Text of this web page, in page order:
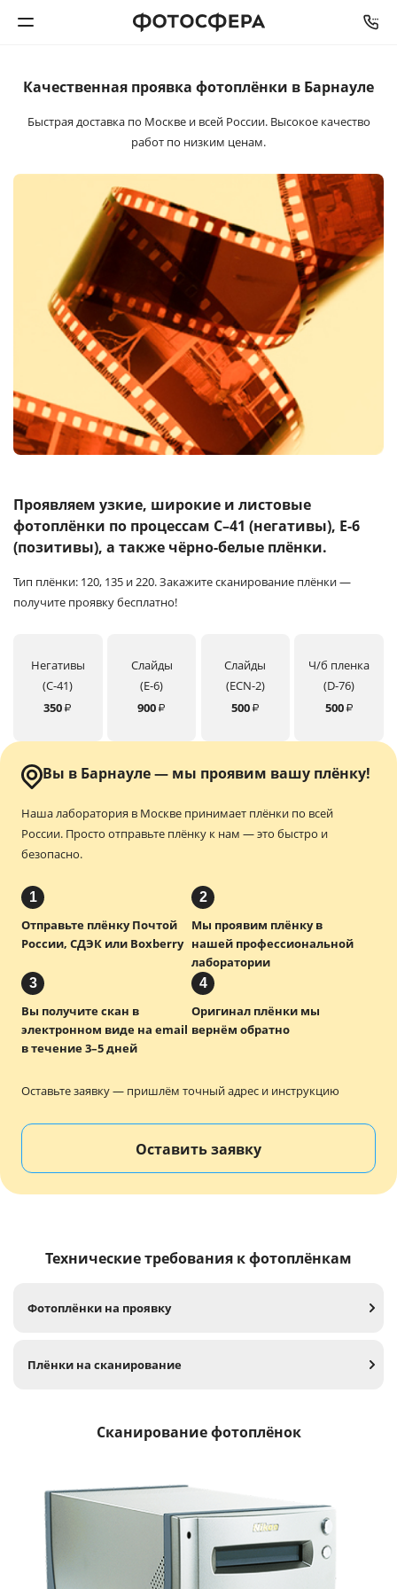
Печать фото
Календари
Интерьерная печать
Фотоподарки
Багетная мастерская
Услуги и сервис
Качественная проявка фотоплёнки в Барнауле
Быстрая доставка по Москве и всей России. Высокое качество
работ по низким ценам.
Проявляем узкие, широкие и листовые
фотоплёнки по процессам C–41 (негативы), E-6
(позитивы), а также чёрно-белые плёнки.
Тип плёнки: 120, 135 и 220.Закажите сканирование плёнки —
получите проявку бесплатно!
Негативы
(C-41)
350₽
Слайды
(E-6)
900₽
Слайды
(ECN-2)
500₽
Ч/б пленка
(D-76)
500₽
Вы в Барнауле — мы проявим вашу плёнку!
Наша лаборатория в Москве принимает плёнки по всей
России. Просто отправьте плёнку к нам — это быстро и
безопасно.
1
Отправьте плёнку Почтой
России, СДЭК или Boxberry
2
Мы проявим плёнку в
нашей профессиональной
лаборатории
3
Вы получите скан в
электронном виде на email
в течение 3–5 дней
4
Оригинал плёнки мы
вернём обратно
Оставьте заявку — пришлём точный адрес и инструкцию
Оставить заявку
Технические требования к фотоплёнкам
Фотоплёнки на проявку
Плёнки на сканирование
Сканирование фотоплёнок